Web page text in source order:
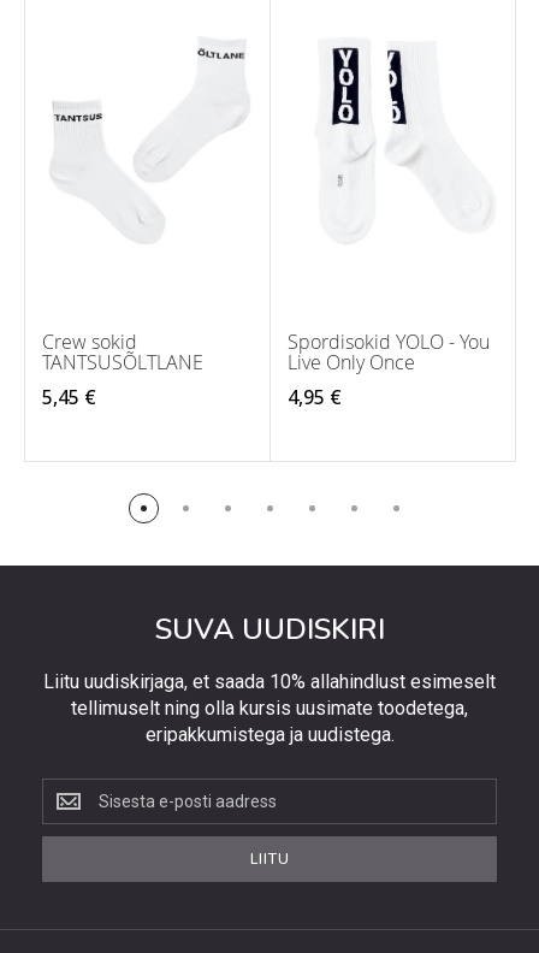
Crew sokid
TANTSUSÕLTLANE
5,45 €
Spordisokid YOLO - You
Live Only Once
4,95 €
SUVA UUDISKIRI
Liitu uudiskirjaga, et saada 10% allahindlust esimeselt
tellimuselt ning olla kursis uusimate toodetega,
eripakkumistega ja uudistega.
Liitu
uudiskirjaga,
et
LIITU